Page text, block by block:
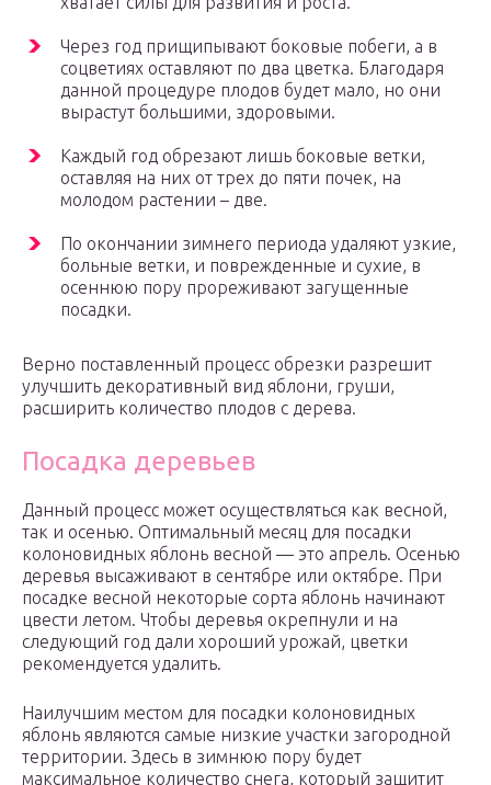
Через год прищипывают боковые побеги, а в
соцветиях оставляют по два цветка. Благодаря
данной процедуре плодов будет мало, но они
вырастут большими, здоровыми.
Каждый год обрезают лишь боковые ветки,
оставляя на них от трех до пяти почек, на
молодом растении – две.
По окончании зимнего периода удаляют узкие,
больные ветки, и поврежденные и сухие, в
осеннюю пору прореживают загущенные
посадки.
Верно поставленный процесс обрезки разрешит
улучшить декоративный вид яблони, груши,
расширить количество плодов с дерева.
Посадка деревьев
Данный процесс может осуществляться как весной,
так и осенью. Оптимальный месяц для посадки
колоновидных яблонь весной — это апрель. Осенью
деревья высаживают в сентябре или октябре. При
посадке весной некоторые сорта яблонь начинают
цвести летом. Чтобы деревья окрепнули и на
следующий год дали хороший урожай, цветки
рекомендуется удалить.
Наилучшим местом для посадки колоновидных
яблонь являются самые низкие участки загородной
территории. Здесь в зимнюю пору будет
максимальное количество снега, который защитит